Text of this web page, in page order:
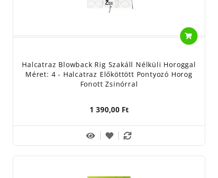
Halcatraz Blowback Rig Szakáll Nélküli Horoggal
Méret: 4 - Halcatraz Előköttött Pontyozó Horog
Fonott Zsinórral
1 390,00 Ft